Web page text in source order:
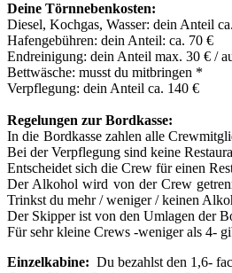
Deine Törnnebenkosten:
Diesel, Kochgas, Wasser: dein Anteil
Hafengebühren: dein Anteil: ca. 70 €
Endreinigung: dein Anteil max. 30 € /
Bettwäsche: musst du mitbringen *
Verpflegung: dein Anteil ca. 140 €
Regelungen zur Bordkasse:
In die Bordkasse zahlen alle
Bei der Verpflegung sind keine
Entscheidet sich die Crew für einen
Der Alkohol wird von der Crew
Trinkst du mehr / weniger / keinen
Der Skipper ist von den Umlagen der
Für sehr kleine Crews -weniger als 4-
Einzelkabine: Du bezahlst den 1,6-